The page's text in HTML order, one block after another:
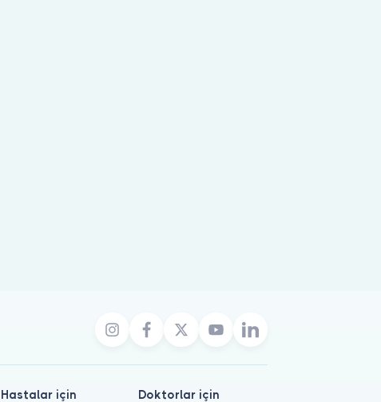
Hastalar için Doktorlar için